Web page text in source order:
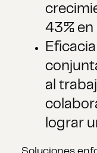
43% en
al
lograr